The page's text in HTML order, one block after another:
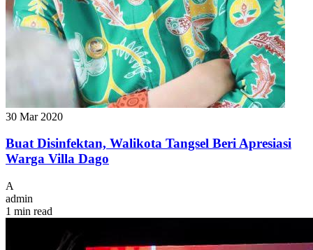
30 Mar 2020
Buat Disinfektan, Walikota Tangsel Beri Apresiasi
Warga Villa Dago
A
admin
1 min read